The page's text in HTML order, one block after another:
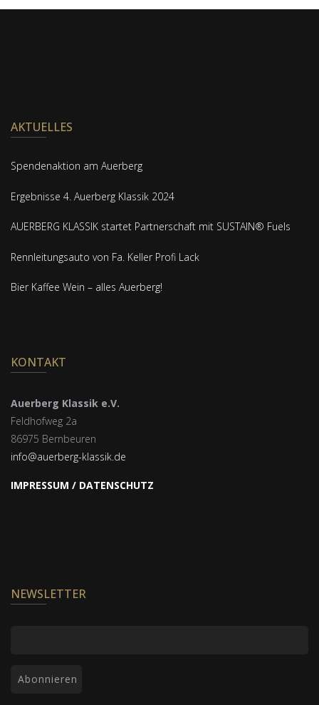
AKTUELLES
Spendenaktion am Auerberg
Ergebnisse 4. Auerberg Klassik 2024
AUERBERG KLASSIK startet Partnerschaft mit SUSTAIN® Fuels
Rennleitungsauto von Fa. Keller Profi Lack
Bier Kaffee Wein – alles Auerberg!
KONTAKT
Auerberg Klassik e.V.
Feldhofweg 2a
86975 Bernbeuren
info@auerberg-klassik.de
IMPRESSUM / DATENSCHUTZ
NEWSLETTER